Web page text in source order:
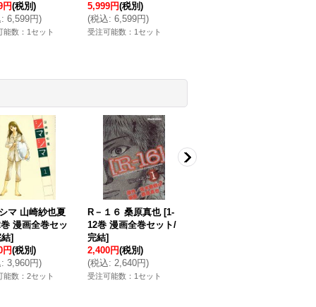
円(税別)
: 6,599円)
能数：1セット
5,999円(税別)
(税込: 6,599円)
受注可能数：1セット
マ 山崎紗也夏
漫画全巻セッ
]
円(税別)
: 3,960円)
能数：2セット
R－１６ 桑原真也 [1-
12巻 漫画全巻セット/
完結]
2,400円(税別)
(税込: 2,640円)
受注可能数：1セット